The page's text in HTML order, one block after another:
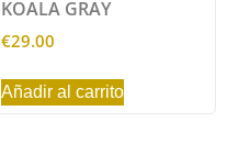
KOALA GRAY
€29.00
Añadir al carrito